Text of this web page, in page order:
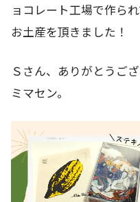
ョコレート工場で作ら
お土産を頂きました！
Ｓさん、ありがとうご
ミマセン。